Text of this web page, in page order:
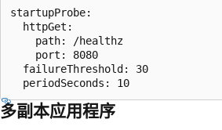
startupProbe:
  httpGet:
    path: /healthz
    port: 8080
  failureThreshold: 30
多副本应用程序